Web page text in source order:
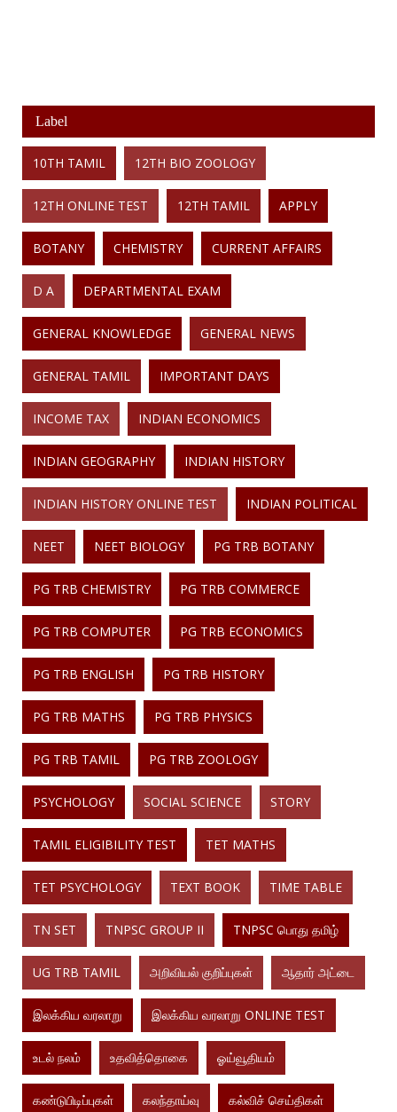
Label
10TH TAMIL 12TH BIO ZOOLOGY
12TH ONLINE TEST 12TH TAMIL APPLY
BOTANY CHEMISTRY CURRENT AFFAIRS
D A DEPARTMENTAL EXAM
GENERAL KNOWLEDGE GENERAL NEWS
GENERAL TAMIL IMPORTANT DAYS
INCOME TAX INDIAN ECONOMICS
INDIAN GEOGRAPHY INDIAN HISTORY
INDIAN HISTORY ONLINE TEST INDIAN POLITICAL
NEET NEET BIOLOGY PG TRB BOTANY
PG TRB CHEMISTRY PG TRB COMMERCE
PG TRB COMPUTER PG TRB ECONOMICS
PG TRB ENGLISH PG TRB HISTORY
PG TRB MATHS PG TRB PHYSICS
PG TRB TAMIL PG TRB ZOOLOGY
PSYCHOLOGY SOCIAL SCIENCE STORY
TAMIL ELIGIBILITY TEST TET MATHS
TET PSYCHOLOGY TEXT BOOK TIME TABLE
TN SET TNPSC GROUP II TNPSC பொது தமிழ்
UG TRB TAMIL அறிவியல் குறிப்புகள் ஆதார் அட்டை
இலக்கிய வரலாறு இலக்கிய வரலாறு ONLINE TEST
உடல் நலம் உதவித்தொகை ஓய்வூதியம்
கண்டுபிடிப்புகள் கலந்தாய்வு கல்விச் செய்திகள்